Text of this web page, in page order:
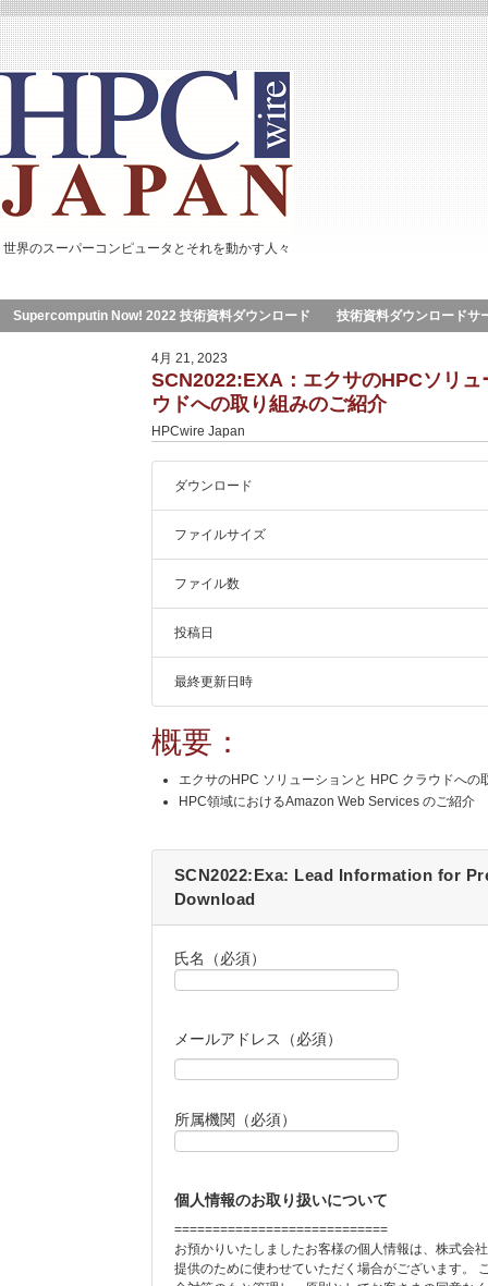
世界のスーパーコンピュータとそれを動かす人々
Supercomputin Now! 2022 技術資料ダウンロード 技術資料ダウンロードサ
4月 21, 2023
SCN2022:EXA：エクサのHPCソリ
ウドへの取り組みのご紹介
HPCwire Japan
ダウンロード
ファイルサイズ
ファイル数
投稿日
最終更新日時
概要：
エクサのHPC ソリューションと HPC クラウドへの
HPC領域におけるAmazon Web Services のご紹介
SCN2022:Exa: Lead Information for
Download
氏名（必須）
メールアドレス（必須）
所属機関（必須）
個人情報のお取り扱いについて
============================
お預かりいたしましたお客様の個人情報は、株式会
提供のために使わせていただく場合がございます。